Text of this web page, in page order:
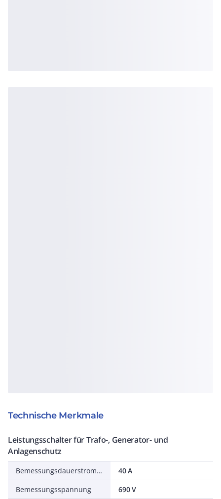
Technische Merkmale
Leistungsschalter für Trafo-, Generator- und
Anlagenschutz
Bemessungsdauerstrom Iu
40 A
Bemessungsspannung
690 V